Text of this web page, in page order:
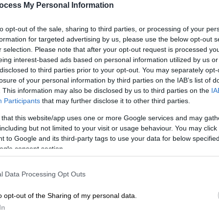
My Personal Information
opt-out of the sale, sharing to third parties, or processing of your
for targeted advertising by us, please use the below opt-out
selection. Please note that after your opt-out request is processed
interest-based ads based on personal information utilized by us
to third parties prior to your opt-out. You may separately
of your personal information by third parties on the IAB’s list of
This information may also be disclosed by us to third parties on the
Participants that may further disclose it to other third parties.
that this website/app uses one or more Google services and may
but not limited to your visit or usage behaviour. You may
to Google and its third-party tags to use your data for below
consent section.
Data Processing Opt Outs
opt-out of the Sharing of my personal data.
το ΕΘΝΟΣ στη Google
Κοινωνικής Ευθύνης Love Delivered
με τοΜαζί για το Παιδί,
σε όλη την Ελλάδα.
μπορούν να κάνουν δωρεά 1€ στο